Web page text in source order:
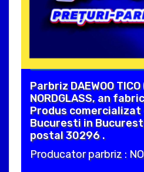
Parbriz DAEWOO
NORDGLASS, an
Produs
Bucuresti in Bucuresti
postal 30296 .
Producator parbriz :